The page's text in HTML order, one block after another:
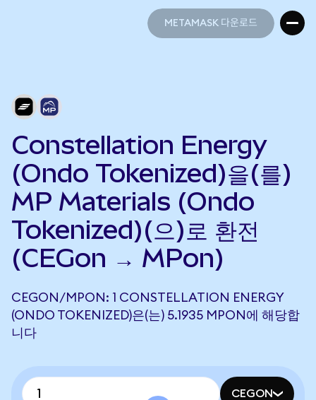
METAMASK 다운로드
Constellation Energy
(Ondo Tokenized)을(를)
MP Materials (Ondo
Tokenized)(으)로 환전
(CEGon → MPon)
CEGON/MPON: 1 CONSTELLATION ENERGY
(ONDO TOKENIZED)은(는) 5.1935 MPON에 해당합
니다
CEGON